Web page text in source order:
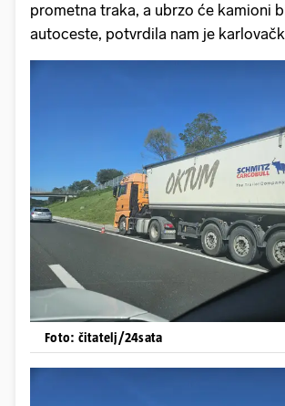
prometna traka, a ubrzo će kamioni
autoceste, potvrdila nam je
Foto: čitatelj/24sata